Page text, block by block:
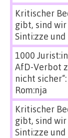
Kritischer
gibt, sind wir
Sinti:zze und
1000
AfD-Verbot
nicht
Rom:nja
Kritischer
gibt, sind wir
Sinti:zze und